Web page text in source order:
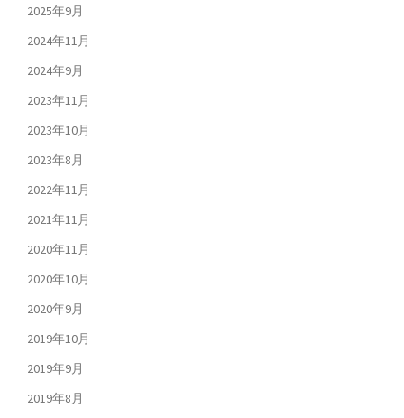
2025年9月
2024年11月
2024年9月
2023年11月
2023年10月
2023年8月
2022年11月
2021年11月
2020年11月
2020年10月
2020年9月
2019年10月
2019年9月
2019年8月